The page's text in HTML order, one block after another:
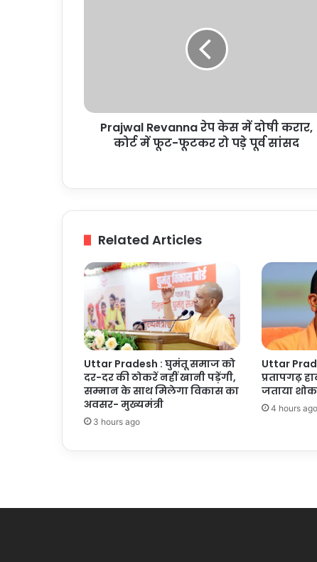
में
Prajwal Revanna रेप केस में दोषी करार,
कोर्ट में फूट-फूटकर रो पड़े पूर्व सांसद
Related Articles
Uttar Pradesh : घुमंतू समाज को
दर-दर की ठोकरें नहीं खानी पड़ेंगी,
सम्मान के साथ मिलेगा विकास का
अवसर- मुख्यमंत्री
3 hours ago
Uttar
प्रतापगढ़
जताया शोक
4 hours ago